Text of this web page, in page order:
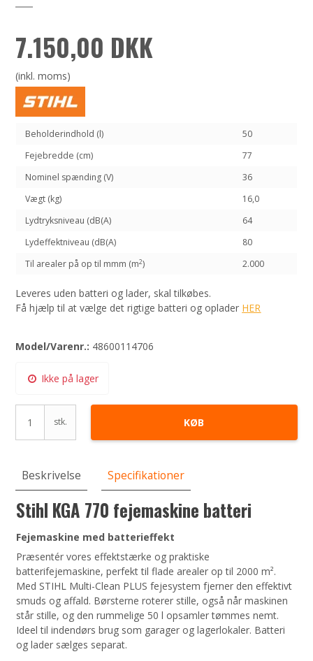
7.150,00 DKK
(inkl. moms)
Beholderindhold (l)
50
Fejebredde (cm)
77
Nominel spænding (V)
36
Vægt (kg)
16,0
Lydtryksniveau (dB(A)
64
Lydeffektniveau (dB(A)
80
Til arealer på op til mmm (m2) 2.000
Leveres uden batteri og lader, skal tilkøbes.
Få hjælp til at vælge det rigtige batteri og oplader HER
Model/Varenr.: 48600114706
Ikke på lager
stk. KØB
Beskrivelse Specifikationer
Stihl KGA 770 fejemaskine batteri
Fejemaskine med batterieffekt
Præsentér vores effektstærke og praktiske
batterifejemaskine, perfekt til flade arealer op til 2000 m².
Med STIHL Multi-Clean PLUS fejesystem fjerner den effektivt
smuds og affald. Børsterne roterer stille, også når maskinen
står stille, og den rummelige 50 l opsamler tømmes nemt.
Ideel til indendørs brug som garager og lagerlokaler. Batteri
og lader sælges separat.